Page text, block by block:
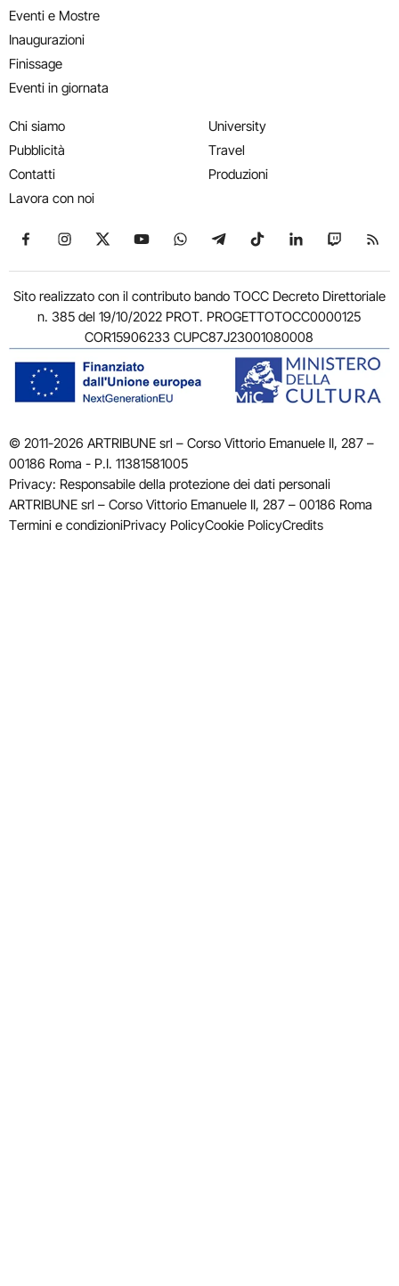
Eventi e Mostre
Inaugurazioni
Finissage
Eventi in giornata
Chi siamo
Pubblicità
Contatti
Lavora con noi
University
Travel
Produzioni
Seguici su Facebook
Seguici su Instagram
Seguici su X
Seguici su YouTube
Seguici su WhatsApp
Seguici su Telegram
Seguici su TikTok
Seguici su
Seguici
Sito realizzato con il contributo bando TOCC Decreto Direttoriale
n. 385 del 19/10/2022 PROT. PROGETTOTOCC0000125
COR15906233 CUPC87J23001080008
© 2011-2026 ARTRIBUNE srl – Corso Vittorio Emanuele II, 287 –
00186 Roma - P.I. 11381581005
Privacy: Responsabile della protezione dei dati personali
ARTRIBUNE srl – Corso Vittorio Emanuele II, 287 – 00186 Roma
Termini e condizioniPrivacy PolicyCookie PolicyCredits